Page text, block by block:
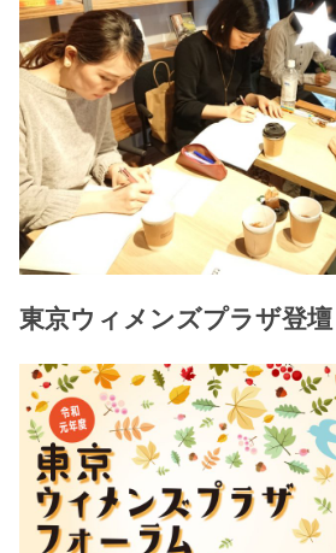
東京ウィメンズプラザ登壇